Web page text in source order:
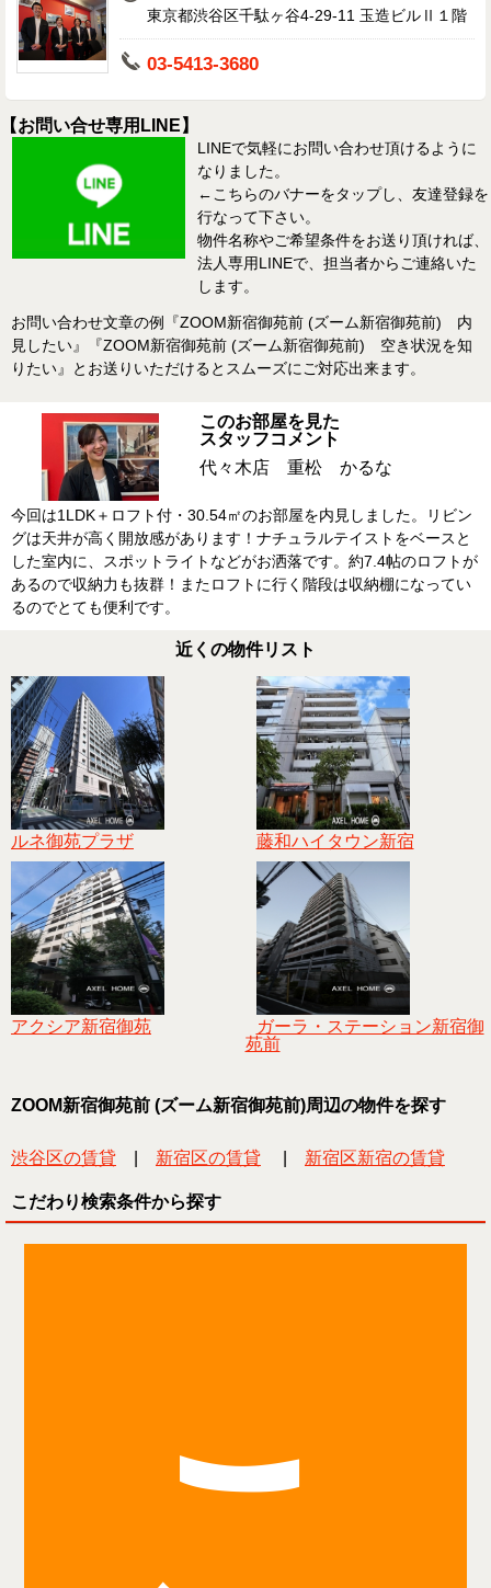
東京都渋谷区千駄ヶ谷4-29-11 玉造ビルⅡ１階
03-5413-3680
【お問い合せ専用LINE】
LINEで気軽にお問い合わせ頂けるように
なりました。
←こちらのバナーをタップし、友達登録を
行なって下さい。
物件名称やご希望条件をお送り頂ければ、
法人専用LINEで、担当者からご連絡いた
します。
お問い合わせ文章の例『ZOOM新宿御苑前 (ズーム新宿御苑前) 内
見したい』『ZOOM新宿御苑前 (ズーム新宿御苑前) 空き状況を知
りたい』とお送りいただけるとスムーズにご対応出来ます。
このお部屋を見た
スタッフコメント
代々木店 重松 かるな
今回は1LDK＋ロフト付・30.54㎡のお部屋を内見しました。リビン
グは天井が高く開放感があります！ナチュラルテイストをベースと
した室内に、スポットライトなどがお洒落です。約7.4帖のロフトが
あるので収納力も抜群！またロフトに行く階段は収納棚になってい
るのでとても便利です。
近くの物件リスト
ルネ御苑プラザ 藤和ハイタウン新宿
アクシア新宿御苑
ガーラ・ステーション新宿御
苑前
ZOOM新宿御苑前 (ズーム新宿御苑前)周辺の物件を探す
渋谷区の賃貸 新宿区の賃貸 新宿区新宿の賃貸
こだわり検索条件から探す